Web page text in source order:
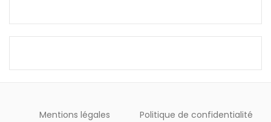
Mentions légales
Politique de confidentialité